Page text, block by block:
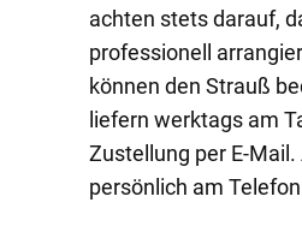
achten stets darauf,
professionell
können den Strauß
liefern werktags am
Zustellung per E-
persönlich am